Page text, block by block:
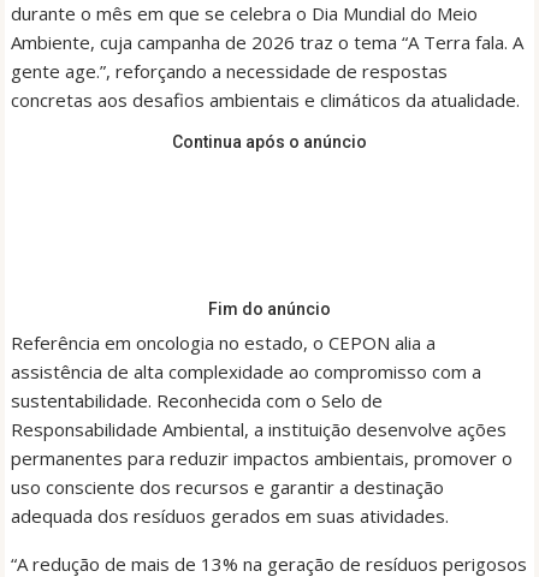
durante o mês em que se celebra o Dia Mundial do Meio
Ambiente, cuja campanha de 2026 traz o tema “A Terra fala. A
gente age.”, reforçando a necessidade de respostas
concretas aos desafios ambientais e climáticos da atualidade.
Continua após o anúncio
Fim do anúncio
Referência em oncologia no estado, o CEPON alia a
assistência de alta complexidade ao compromisso com a
sustentabilidade. Reconhecida com o Selo de
Responsabilidade Ambiental, a instituição desenvolve ações
permanentes para reduzir impactos ambientais, promover o
uso consciente dos recursos e garantir a destinação
adequada dos resíduos gerados em suas atividades.
“A redução de mais de 13% na geração de resíduos perigosos